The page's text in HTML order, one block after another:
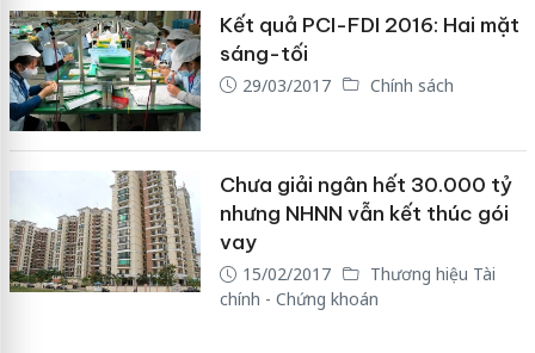
Kết quả PCI-FDI 2016: Hai mặt
sáng-tối
29/03/2017 Chính sách
Chưa giải ngân hết 30.000 tỷ
nhưng NHNN vẫn kết thúc gói
vay
15/02/2017
Thương hiệu Tài
chính - Chứng khoán